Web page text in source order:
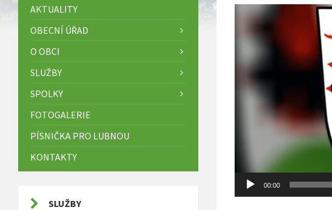
Video
přehrávač
00:00
AKTUALITY
OBECNÍ ÚŘAD
O OBCI
SLUŽBY
SPOLKY
FOTOGALERIE
PÍSNIČKA PRO LUBNOU
KONTAKTY
SLUŽBY